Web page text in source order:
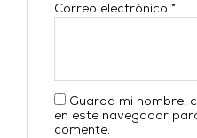
Correo electrónico*
Guarda mi nombre,
en este navegador
comente.